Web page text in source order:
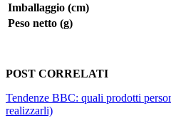
Imballaggio (cm)
Peso netto (g)
POST CORRELATI
Tendenze BBC: quali prodotti
realizzarli)